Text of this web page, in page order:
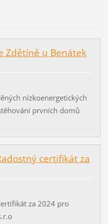
Zdětíně u Benátek
nízkoenergetických
prvních domů
certifikát za
za 2024 pro